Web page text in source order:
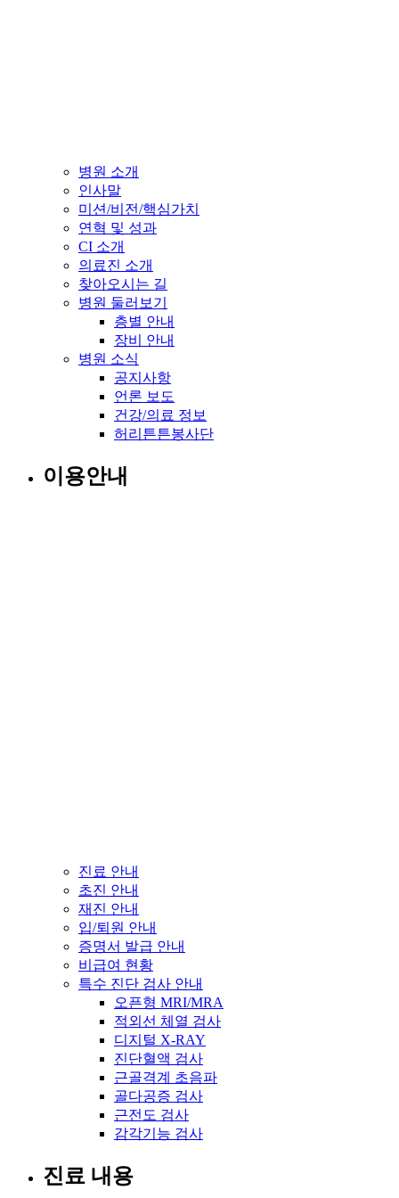
병원 소개
인사말
미션/비전/핵심가치
연혁 및 성과
CI 소개
의료진 소개
찾아오시는 길
병원 둘러보기
층별 안내
장비 안내
병원 소식
공지사항
언론 보도
건강/의료 정보
허리튼튼봉사단
이용안내
진료 안내
초진 안내
재진 안내
입/퇴원 안내
증명서 발급 안내
비급여 현황
특수 진단 검사 안내
오픈형 MRI/MRA
적외선 체열 검사
디지털 X-RAY
진단혈액 검사
근골격계 초음파
골다공증 검사
근전도 검사
감각기능 검사
진료 내용